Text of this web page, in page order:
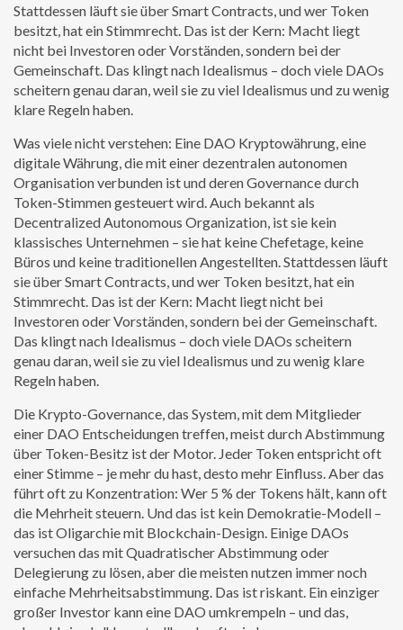
Stattdessen läuft sie über Smart Contracts, und wer Token
besitzt, hat ein Stimmrecht. Das ist der Kern: Macht liegt
nicht bei Investoren oder Vorständen, sondern bei der
Gemeinschaft. Das klingt nach Idealismus – doch viele DAOs
scheitern genau daran, weil sie zu viel Idealismus und zu wenig
klare Regeln haben.
Was viele nicht verstehen: Eine DAO Kryptowährung,eine
digitale Währung, die mit einer dezentralen autonomen
Organisation verbunden ist und deren Governance durch
Token-Stimmen gesteuert wird. Auch bekannt als
Decentralized Autonomous Organization, ist sie kein
klassisches Unternehmen – sie hat keine Chefetage, keine
Büros und keine traditionellen Angestellten. Stattdessen läuft
sie über Smart Contracts, und wer Token besitzt, hat ein
Stimmrecht. Das ist der Kern: Macht liegt nicht bei
Investoren oder Vorständen, sondern bei der Gemeinschaft.
Das klingt nach Idealismus – doch viele DAOs scheitern
genau daran, weil sie zu viel Idealismus und zu wenig klare
Regeln haben.
Die Krypto-Governance,das System, mit dem Mitglieder
einer DAO Entscheidungen treffen, meist durch Abstimmung
über Token-Besitz ist der Motor. Jeder Token entspricht oft
einer Stimme – je mehr du hast, desto mehr Einfluss. Aber das
führt oft zu Konzentration: Wer 5 % der Tokens hält, kann oft
die Mehrheit steuern. Und das ist kein Demokratie-Modell –
das ist Oligarchie mit Blockchain-Design. Einige DAOs
versuchen das mit Quadratischer Abstimmung oder
Delegierung zu lösen, aber die meisten nutzen immer noch
einfache Mehrheitsabstimmung. Das ist riskant. Ein einziger
großer Investor kann eine DAO umkrempeln – und das,